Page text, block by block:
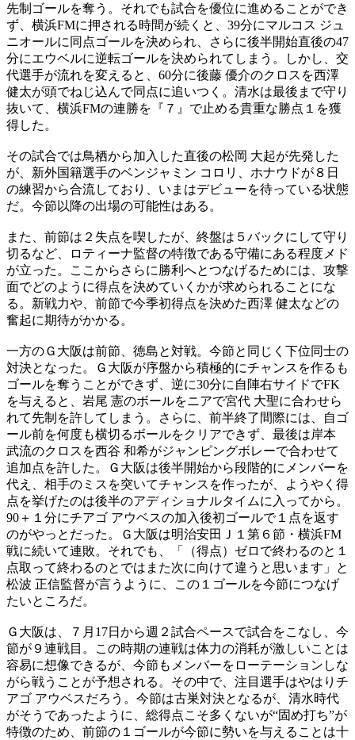
先制ゴールを奪う。それでも試合を優位に進めることができ
ず、横浜FMに押される時間が続くと、39分にマルコス ジュ
ニオールに同点ゴールを決められ、さらに後半開始直後の47
分にエウベルに逆転ゴールを決められてしまう。しかし、交
代選手が流れを変えると、60分に後藤 優介のクロスを西澤
健太が頭でねじ込んで同点に追いつく。清水は最後まで守り
抜いて、横浜FMの連勝を『７』で止める貴重な勝点１を獲
得した。
その試合では鳥栖から加入した直後の松岡 大起が先発した
が、新外国籍選手のベンジャミン コロリ、ホナウドが８日
の練習から合流しており、いまはデビューを待っている状態
だ。今節以降の出場の可能性はある。
また、前節は２失点を喫したが、終盤は５バックにして守り
切るなど、ロティーナ監督の特徴である守備にある程度メド
が立った。ここからさらに勝利へとつなげるためには、攻撃
面でどのように得点を決めていくかが求められることにな
る。新戦力や、前節で今季初得点を決めた西澤 健太などの
奮起に期待がかかる。
一方のＧ大阪は前節、徳島と対戦。今節と同じく下位同士の
対決となった。Ｇ大阪が序盤から積極的にチャンスを作るも
ゴールを奪うことができず、逆に30分に自陣右サイドでFK
を与えると、岩尾 憲のボールをニアで宮代 大聖に合わせら
れて先制を許してしまう。さらに、前半終了間際には、自ゴ
ール前を何度も横切るボールをクリアできず、最後は岸本
武流のクロスを西谷 和希がジャンピングボレーで合わせて
追加点を許した。Ｇ大阪は後半開始から段階的にメンバーを
代え、相手のミスを突いてチャンスを作ったが、ようやく得
点を挙げたのは後半のアディショナルタイムに入ってから。
90＋１分にチアゴ アウベスの加入後初ゴールで１点を返す
のがやっとだった。Ｇ大阪は明治安田Ｊ１第６節・横浜FM
戦に続いて連敗。それでも、「（得点）ゼロで終わるのと１
点取って終わるのとではまた次に向けて違うと思います」と
松波 正信監督が言うように、この１ゴールを今節につなげ
たいところだ。
Ｇ大阪は、７月17日から週２試合ペースで試合をこなし、今
節が９連戦目。この時期の連戦は体力の消耗が激しいことは
容易に想像できるが、今節もメンバーをローテーションしな
がら戦うことが予想される。その中で、注目選手はやはりチ
アゴ アウベスだろう。今節は古巣対決となるが、清水時代
がそうであったように、総得点こそ多くないが“固め打ち”が
特徴のため、前節の１ゴールが今節に勢いを与えることは十